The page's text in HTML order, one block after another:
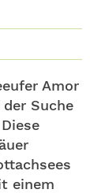
Amor
Suche
einem